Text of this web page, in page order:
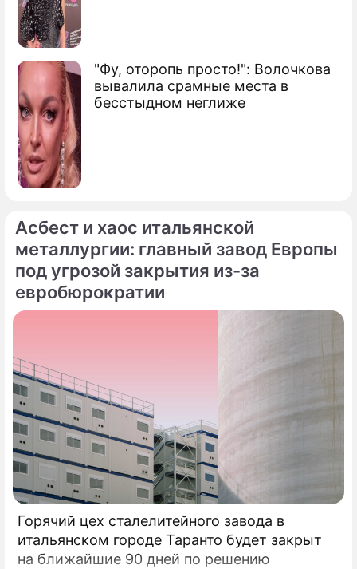
"Фу, оторопь просто!": Волочкова
вывалила срамные места в
бесстыдном неглиже
Асбест и хаос итальянской
металлургии: главный завод Европы
под угрозой закрытия из-за
евробюрократии
Горячий цех сталелитейного завода в
итальянском городе Таранто будет закрыт
на ближайшие 90 дней по решению